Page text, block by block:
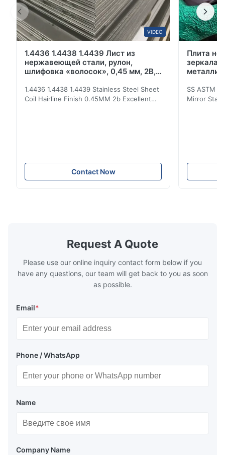
VIDEO
1.4436 1.4438 1.4439 Лист из
нержавеющей стали, рулон,
шлифовка «волосок», 0,45 мм, 2B,
1.4436 1.4438 1.4439 Stainless Steel Sheet
Coil Hairline Finish 0.45MM 2b Excellent
is used in heavy industry and light industry,
Daily necessities industry and architectural
Contact Now
Плита
зеркала
SS ASTM
Mirror
Thickness
Request A Quote
Please use our online inquiry contact form below if you
have any questions, our team will get back to you as soon
as possible.
Email*
Phone / WhatsApp
Name
Company Name